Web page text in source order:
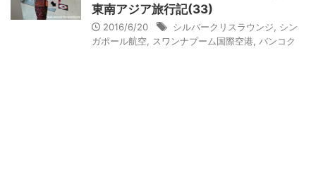
東南アジア旅行記(33)
2016/6/20 シルバークリスラウンジ
シン
ガポール航空
スワンナプーム国際空港 バンコク